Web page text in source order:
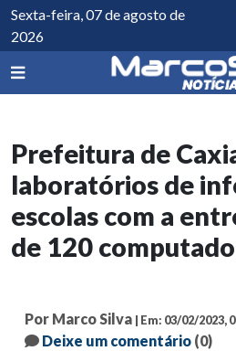
Sexta-feira, 07 de agosto de
2026
Prefeitura de
laboratórios de
escolas com a
de 120
Por Marco Silva | Em: 03/02/2023,
Deixe um comentário (0)